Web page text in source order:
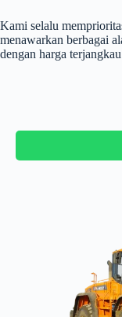
Kami selalu
menawarkan berbagai
dengan harga